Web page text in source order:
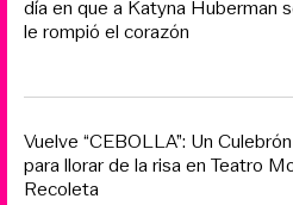
día en que a Katyna Huberman
le rompió el corazón
Vuelve “CEBOLLA”: Un Culebrón
para llorar de la risa en Teatro
Recoleta